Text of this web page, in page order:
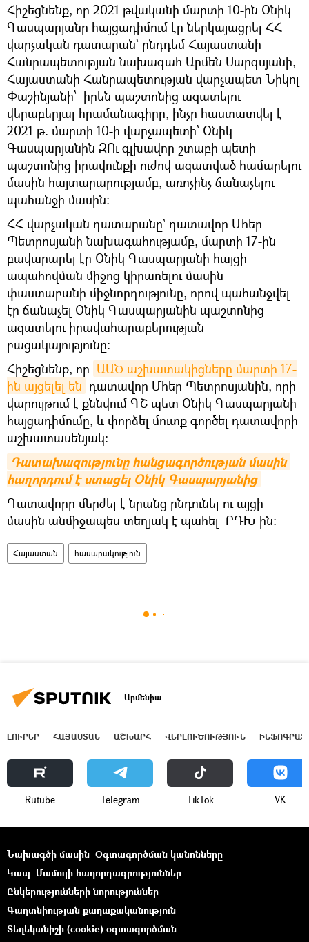
Հիշեցնենք, որ 2021 թվականի մարտի 10-ին Օնիկ
Գասպարյանը հայցադիմում էր ներկայացրել ՀՀ
վարչական դատարան՝ ընդդեմ Հայաստանի
Հանրապետության նախագահ Արմեն Սարգսյանի,
Հայաստանի Հանրապետության վարչապետ Նիկոլ
Փաշինյանի՝ իրեն պաշտոնից ազատելու
վերաբերյալ հրամանագիրը, ինչը հաստատվել է
2021 թ. մարտի 10-ի վարչապետի՝ Օնիկ
Գասպարյանին ԶՈւ գլխավոր շտաբի պետի
պաշտոնից իրավունքի ուժով ազատված համարելու
մասին հայտարարությամբ, առոչինչ ճանաչելու
պահանջի մասին:
ՀՀ վարչական դատարանը` դատավոր Մհեր
Պետրոսյանի նախագահությամբ, մարտի 17-ին
բավարարել էր Օնիկ Գասպարյանի հայցի
ապահովման միջոց կիրառելու մասին
փաստաբանի միջնորդությունը, որով պահանջվել
էր ճանաչել Օնիկ Գասպարյանին պաշտոնից
ազատելու իրավահարաբերության
բացակայությունը:
Հիշեցնենք, որ ԱԱԾ աշխատակիցները մարտի 17-
ին այցելել են դատավոր Մհեր Պետրոսյանին, որի
վարույթում է քննվում ԳՇ պետ Օնիկ Գասպարյանի
հայցադիմումը, և փորձել մուտք գործել դատավորի
աշխատասենյակ։
Դատախազությունը հանցագործության մասին
հաղորդում է ստացել Օնիկ Գասպարյանից
Դատավորը մերժել է նրանց ընդունել ու այցի
մասին անմիջապես տեղյակ է պահել ԲԴԽ-ին։
Հայաստան հասարակություն
Արմենիա
ԼՈՒՐԵՐ ՀԱՅԱՍՏԱՆ ԱՇԽԱՐՀ ՎԵՐԼՈՒԾՈՒԹՅՈՒՆ
Rutube Telegram ТikТоk VK
Նախագծի մասին Օգտագործման կանոնները
Կապ Մամուլի հաղորդագրություններ
Ընկերությունների նորություններ
Գաղտնիության քաղաքականություն
Տեղեկանիշի (cookie) օգտագործման